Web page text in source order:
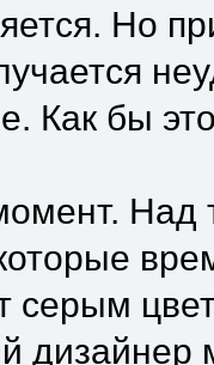
Но
Как бы
Над
серым
дизайнер